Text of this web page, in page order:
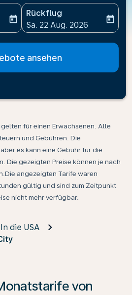
date-aria-label
today
Rückflug
fc-booking-return-date-
Sa. 22 Aug. 2026
today
ansehen
für einen Erwachsenen. Alle
und Gebühren. Die
es kann eine Gebühr für die
Die gezeigten Preise können je nach
angezeigten Tarife waren
gültig und sind zum Zeitpunkt
nicht mehr verfügbar.
In die USA
von
gefunden wurden, klicken